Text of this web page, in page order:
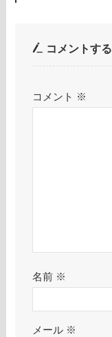
コメントする
コメント ※
名前 ※
メール ※